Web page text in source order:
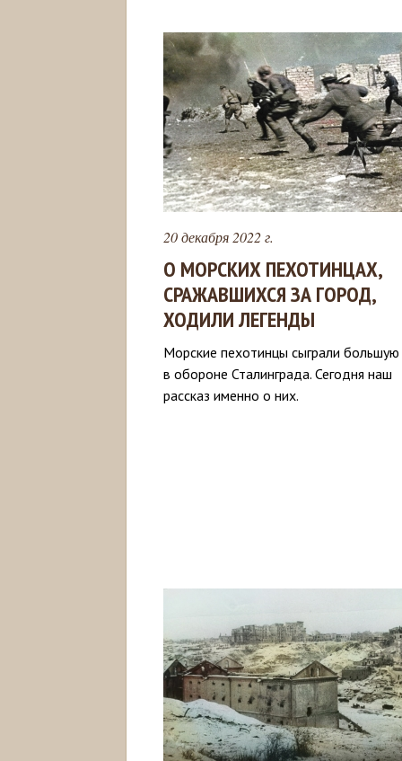
20 декабря 2022 г.
О МОРСКИХ ПЕХОТИНЦАХ,
СРАЖАВШИХСЯ ЗА ГОРОД,
ХОДИЛИ ЛЕГЕНДЫ
Морские пехотинцы сыграли большую
в обороне Сталинграда. Сегодня наш
рассказ именно о них.